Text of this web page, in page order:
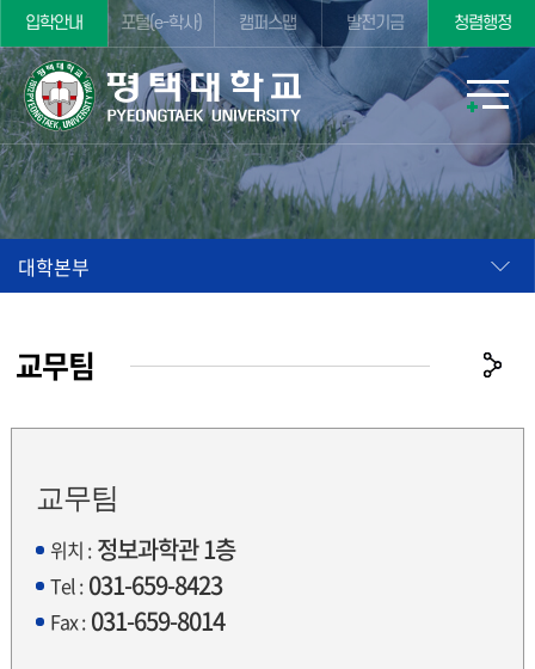
입학안내 포털(e-학사) 캠퍼스맵 발전기금 청렴행정
대학본부
교무팀
교무팀
위치 : 정보과학관 1층
Tel : 031-659-8423
Fax : 031-659-8014